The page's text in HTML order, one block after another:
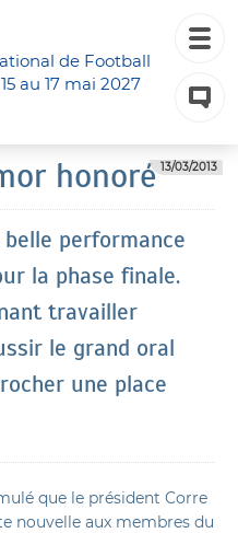
de Football
au 17 mai 2027
13/03/2013
honoré
belle performance
la phase finale.
travailler
le grand oral
une place
que le président Corre
nouvelle aux membres du